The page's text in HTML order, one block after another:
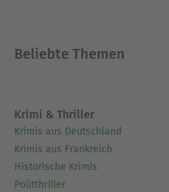
Beliebte Themen
Krimi & Thriller
Krimis aus Deutschland
Krimis aus Frankreich
Historische Krimis
Politthriller